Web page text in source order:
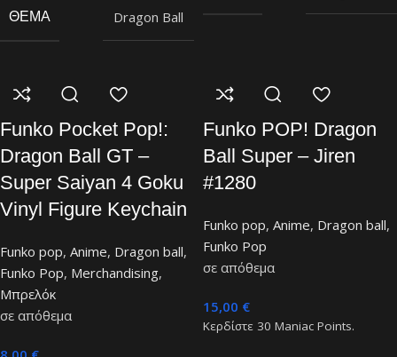
ΘΈΜΑ Dragon Ball
Funko Pocket Pop!:
Dragon Ball GT –
Super Saiyan 4 Goku
Vinyl Figure Keychain
Funko pop, Anime, Dragon ball,
Funko Pop, Merchandising,
Μπρελόκ
σε απόθεμα
Funko POP! Dragon
Ball Super – Jiren
#1280
Funko pop, Anime, Dragon ball,
Funko Pop
σε απόθεμα
15,00 €
Κερδίστε 30 Maniac Points.